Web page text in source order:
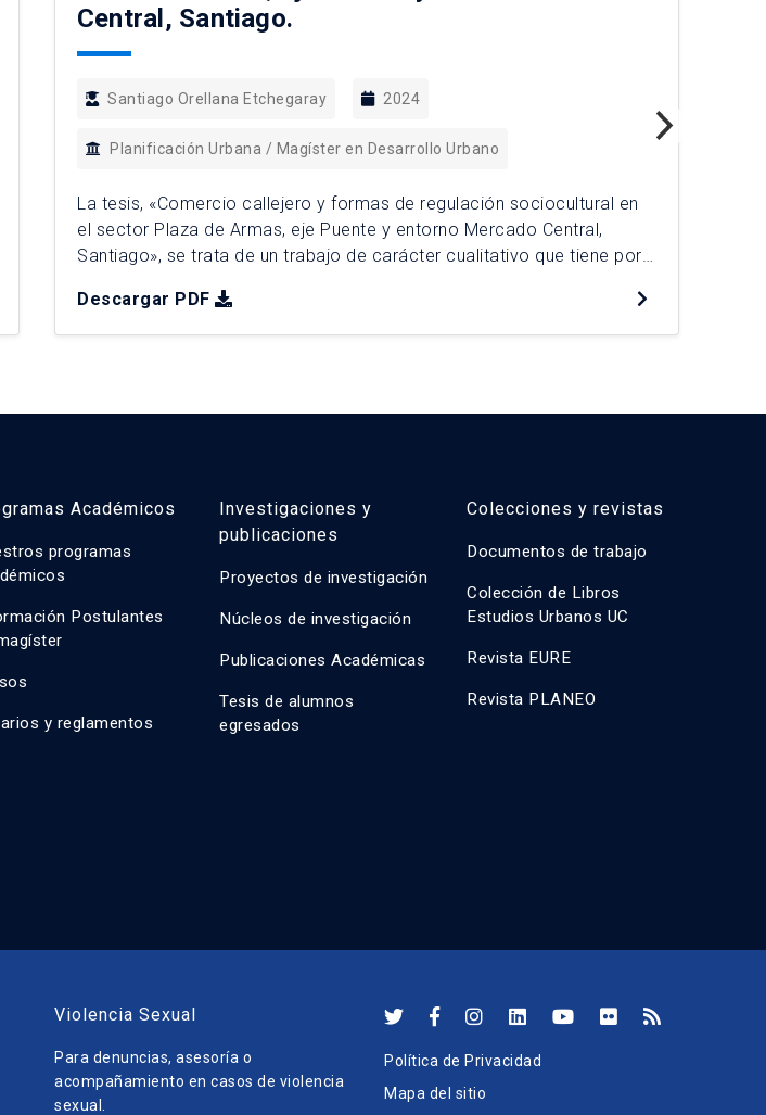
Central, Santiago.
Santiago Orellana Etchegaray 2024
Planificación Urbana / Magíster en Desarrollo Urbano
La tesis, «Comercio callejero y formas de regulación sociocultural en
el sector Plaza de Armas, eje Puente y entorno Mercado Central,
Santiago», se trata de un trabajo de carácter cualitativo que tiene por
partir de la descripción actual del comercio no autorizado en torno al
[…]
Descargar PDF
Académicos
programas
Postulantes
y reglamentos
Investigaciones y
publicaciones
Proyectos de investigación
Núcleos de investigación
Publicaciones Académicas
Tesis de alumnos
egresados
Colecciones y revistas
Documentos de trabajo
Colección de Libros
Estudios Urbanos UC
Revista EURE
Revista PLANEO
Violencia Sexual
Para denuncias, asesoría o
acompañamiento en casos de violencia
sexual.
Política de Privacidad
Mapa del sitio